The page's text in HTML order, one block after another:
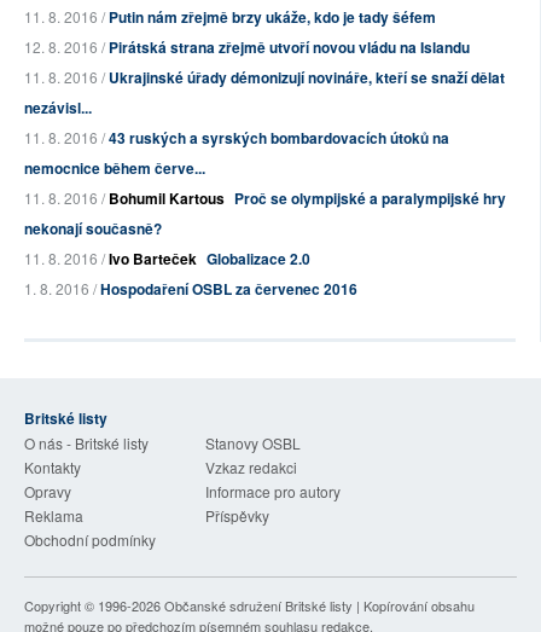
11. 8. 2016 /Putin nám zřejmě brzy ukáže, kdo je tady šéfem
12. 8. 2016 /Pirátská strana zřejmě utvoří novou vládu na Islandu
11. 8. 2016 /Ukrajinské úřady démonizují novináře, kteří se snaží dělat
nezávisl...
11. 8. 2016 /43 ruských a syrských bombardovacích útoků na
nemocnice během červe...
11. 8. 2016 /Bohumil Kartous Proč se olympijské a paralympijské hry
nekonají současně?
11. 8. 2016 /Ivo Barteček Globalizace 2.0
1. 8. 2016 /Hospodaření OSBL za červenec 2016
Britské listy
O nás - Britské listy
Stanovy OSBL
Kontakty
Vzkaz redakci
Opravy
Informace pro autory
Reklama
Příspěvky
Obchodní podmínky
Copyright © 1996-2026Občanské sdružení Britské listy | Kopírování obsahu
možné pouze po předchozím písemném souhlasu redakce.